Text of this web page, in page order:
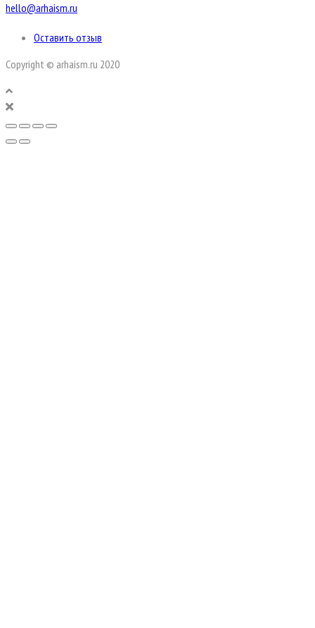
hello@arhaism.ru
Оставить отзыв
Copyright © arhaism.ru 2020